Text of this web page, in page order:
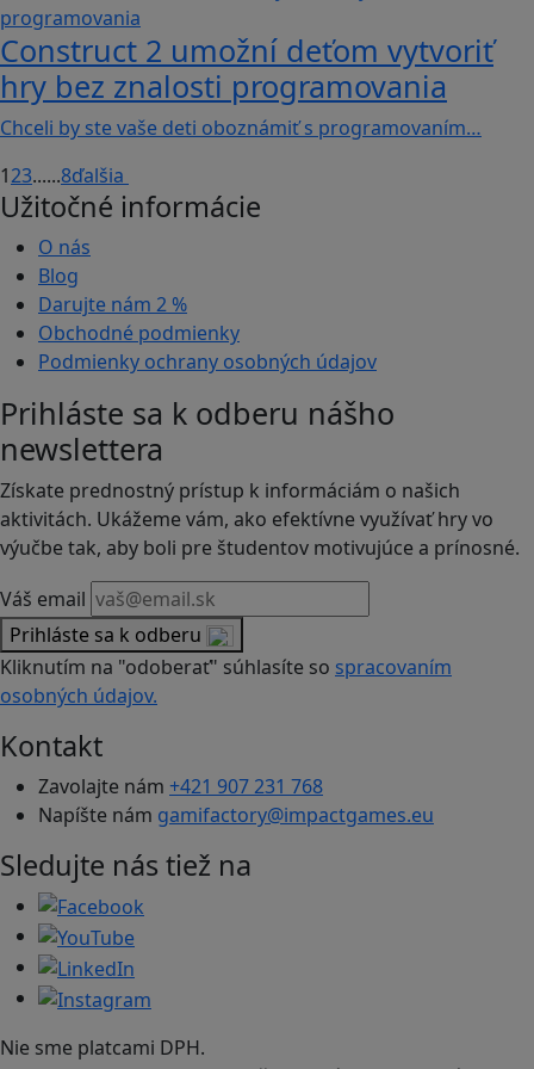
Construct 2 umožní deťom vytvoriť
hry bez znalosti programovania
Chceli by ste vaše deti oboznámiť s programovaním…
123......8ďalšia
Užitočné informácie
O nás
Blog
Darujte nám 2 %
Obchodné podmienky
Podmienky ochrany osobných údajov
Prihláste sa k odberu nášho
newslettera
Získate prednostný prístup k informáciám o našich
aktivitách. Ukážeme vám, ako efektívne využívať hry vo
výučbe tak, aby boli pre študentov motivujúce a prínosné.
Váš email
Prihláste sa k odberu
Kliknutím na "odoberať" súhlasíte so spracovaním
osobných údajov.
Kontakt
Zavolajte nám +421 907 231 768
Napíšte nám gamifactory@impactgames.eu
Sledujte nás tiež na
Nie sme platcami DPH.